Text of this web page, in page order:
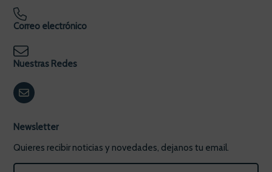
Correo electrónico
Nuestras Redes
Newsletter
Quieres recibir noticias y novedades, dejanos tu email.